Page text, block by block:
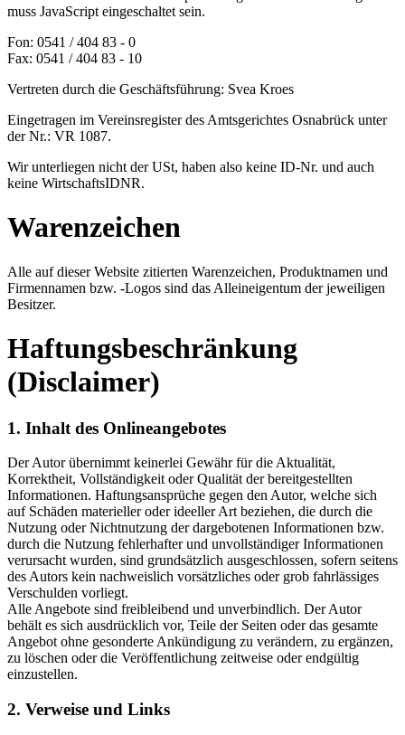
muss JavaScript eingeschaltet sein.
Fon: 0541 / 404 83 - 0
Fax: 0541 / 404 83 - 10
Vertreten durch die Geschäftsführung: Svea Kroes
Eingetragen im Vereinsregister des Amtsgerichtes Osnabrück unter
der Nr.: VR 1087.
Wir unterliegen nicht der USt, haben also keine ID-Nr. und auch
keine WirtschaftsIDNR.
Warenzeichen
Alle auf dieser Website zitierten Warenzeichen, Produktnamen und
Firmennamen bzw. -Logos sind das Alleineigentum der jeweiligen
Besitzer.
Haftungsbeschränkung
(Disclaimer)
1. Inhalt des Onlineangebotes
Der Autor übernimmt keinerlei Gewähr für die Aktualität,
Korrektheit, Vollständigkeit oder Qualität der bereitgestellten
Informationen. Haftungsansprüche gegen den Autor, welche sich
auf Schäden materieller oder ideeller Art beziehen, die durch die
Nutzung oder Nichtnutzung der dargebotenen Informationen bzw.
durch die Nutzung fehlerhafter und unvollständiger Informationen
verursacht wurden, sind grundsätzlich ausgeschlossen, sofern seitens
des Autors kein nachweislich vorsätzliches oder grob fahrlässiges
Verschulden vorliegt.
Alle Angebote sind freibleibend und unverbindlich. Der Autor
behält es sich ausdrücklich vor, Teile der Seiten oder das gesamte
Angebot ohne gesonderte Ankündigung zu verändern, zu ergänzen,
zu löschen oder die Veröffentlichung zeitweise oder endgültig
einzustellen.
2. Verweise und Links